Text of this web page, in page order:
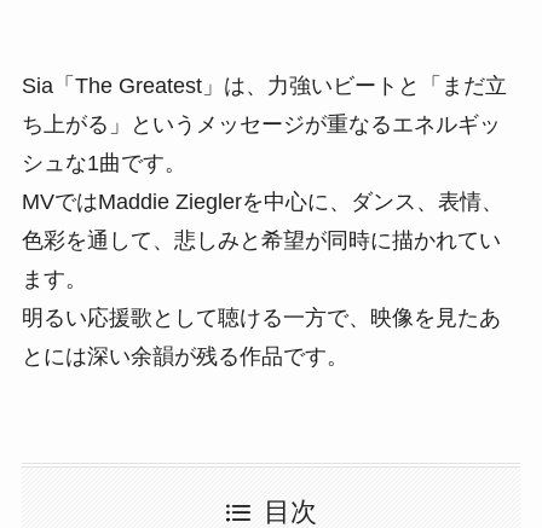
Sia「The Greatest」は、力強いビートと「まだ立
ち上がる」というメッセージが重なるエネルギッ
シュな1曲です。
MVではMaddie Zieglerを中心に、ダンス、表情、
色彩を通して、悲しみと希望が同時に描かれてい
ます。
明るい応援歌として聴ける一方で、映像を見たあ
とには深い余韻が残る作品です。
目次